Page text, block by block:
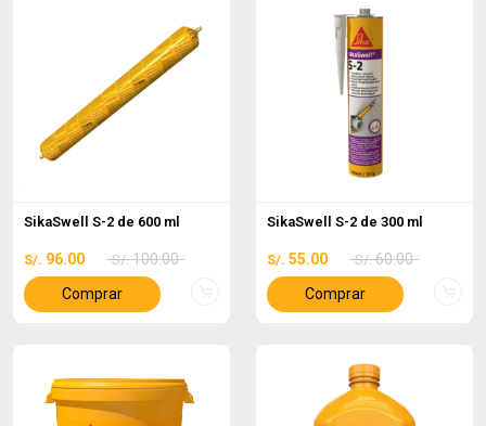
SikaSwell S-2 de 600 ml
S/. 96.00 S/.100.00
Comprar
SikaSwell S-2 de 300 ml
S/. 55.00 S/.60.00
Comprar